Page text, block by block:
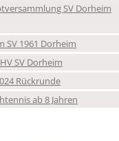
SV Dorheim
SV 1961 Dorheim
SV Dorheim
Rückrunde
ab 8 Jahren